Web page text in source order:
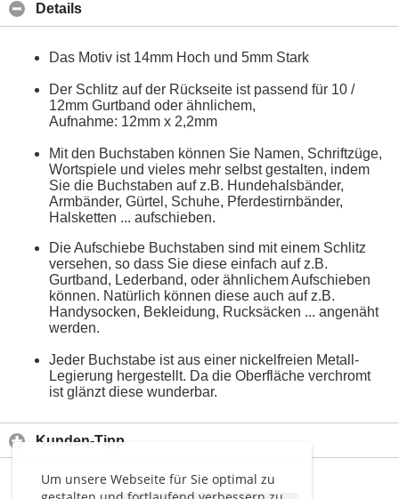
Um unsere Webseite für Sie optimal zu
Details
Das Motiv ist 14mm Hoch und 5mm Stark
Der Schlitz auf der Rückseite ist passend für 10 /
12mm Gurtband oder ähnlichem,
Aufnahme: 12mm x 2,2mm
Mit den Buchstaben können Sie Namen, Schriftzüge,
Wortspiele und vieles mehr selbst gestalten, indem
Sie die Buchstaben auf z.B. Hundehalsbänder,
Armbänder, Gürtel, Schuhe, Pferdestirnbänder,
Halsketten ... aufschieben.
Die Aufschiebe Buchstaben sind mit einem Schlitz
versehen, so dass Sie diese einfach auf z.B.
Gurtband, Lederband, oder ähnlichem Aufschieben
können. Natürlich können diese auch auf z.B.
Handysocken, Bekleidung, Rucksäcken ... angenäht
werden.
Jeder Buchstabe ist aus einer nickelfreien Metall-
Legierung hergestellt. Da die Oberfläche verchromt
ist glänzt diese wunderbar.
Kunden-Tipp